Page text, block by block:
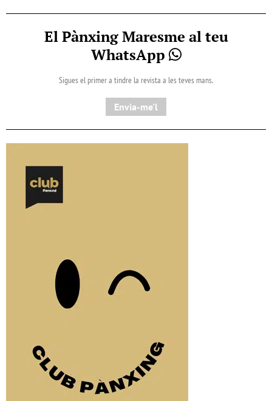
El Pànxing Maresme al teu
WhatsApp
Sigues el primer a tindre la revista a les teves mans.
Envia-me'l